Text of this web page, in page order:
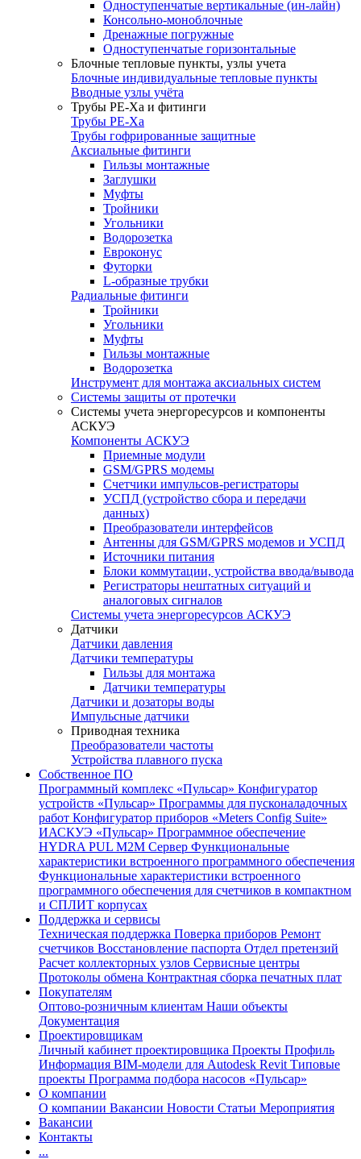
Одноступенчатые вертикальные (ин-лайн)
Консольно-моноблочные
Дренажные погружные
Одноступенчатые горизонтальные
Блочные тепловые пункты, узлы учета
Блочные индивидуальные тепловые пункты
Вводные узлы учёта
Трубы РЕ-Ха и фитинги
Трубы РЕ-Ха
Трубы гофрированные защитные
Аксиальные фитинги
Гильзы монтажные
Заглушки
Муфты
Тройники
Угольники
Водорозетка
Евроконус
Футорки
L-образные трубки
Радиальные фитинги
Тройники
Угольники
Муфты
Гильзы монтажные
Водорозетка
Инструмент для монтажа аксиальных систем
Системы защиты от протечки
Системы учета энергоресурсов и компоненты
АСКУЭ
Компоненты АСКУЭ
Приемные модули
GSM/GPRS модемы
Счетчики импульсов-регистраторы
УСПД (устройство сбора и передачи
данных)
Преобразователи интерфейсов
Антенны для GSM/GPRS модемов и УСПД
Источники питания
Блоки коммутации, устройства ввода/вывода
Регистраторы нештатных ситуаций и
аналоговых сигналов
Системы учета энергоресурсов АСКУЭ
Датчики
Датчики давления
Датчики температуры
Гильзы для монтажа
Датчики температуры
Датчики и дозаторы воды
Импульсные датчики
Приводная техника
Преобразователи частоты
Устройства плавного пуска
Собственное ПО
Программный комплекс «Пульсар» Конфигуратор
устройств «Пульсар» Программы для пусконаладочных
работ Конфигуратор приборов «Meters Config Suite»
ИАСКУЭ «Пульсар» Программное обеспечение
HYDRA PUL M2M Сервер Функциональные
характеристики встроенного программного обеспечения
Функциональные характеристики встроенного
программного обеспечения для счетчиков в компактном
и СПЛИТ корпусах
Поддержка и сервисы
Техническая поддержка Поверка приборов Ремонт
счетчиков Восстановление паспорта Отдел претензий
Расчет коллекторных узлов Сервисные центры
Протоколы обмена Контрактная сборка печатных плат
Покупателям
Оптово-розничным клиентам Наши объекты
Документация
Проектировщикам
Личный кабинет проектировщика Проекты Профиль
Информация BIM-модели для Autodesk Revit Типовые
проекты Программа подбора насосов «Пульсар»
О компании
О компании Вакансии Новости Статьи Мероприятия
Вакансии
Контакты
...